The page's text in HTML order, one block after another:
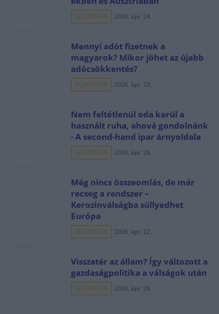
ELEMZÉSEK 2026. ápr. 24.
Mennyi adót fizetnek a
magyarok? Mikor jöhet az újabb
adócsökkentés?
ELEMZÉSEK 2026. ápr. 23.
Nem feltétlenül oda kerül a
használt ruha, ahová gondolnánk
- A second-hand ipar árnyoldala
ELEMZÉSEK 2026. ápr. 26.
Még nincs összeomlás, de már
recseg a rendszer –
Kerozinválságba süllyedhet
Európa
ELEMZÉSEK 2026. ápr. 22.
Visszatér az állam? Így változott a
gazdaságpolitika a válságok után
ELEMZÉSEK 2026. ápr. 28.